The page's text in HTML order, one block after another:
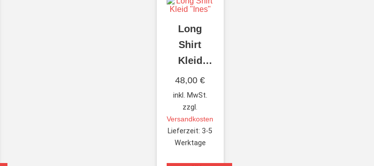
Long
Shirt
Kleid
“Ines”
48,00€
inkl. MwSt.
zzgl.
Versandkosten
Lieferzeit:3-5
Werktage